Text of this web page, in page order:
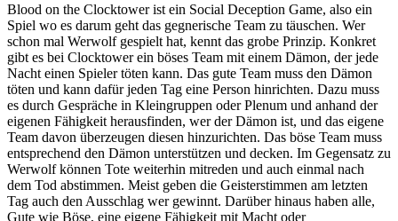
Blood on the Clocktower ist ein Social Deception Game, also ein
Spiel wo es darum geht das gegnerische Team zu täuschen. Wer
schon mal Werwolf gespielt hat, kennt das grobe Prinzip. Konkret
gibt es bei Clocktower ein böses Team mit einem Dämon, der jede
Nacht einen Spieler töten kann. Das gute Team muss den Dämon
töten und kann dafür jeden Tag eine Person hinrichten. Dazu muss
es durch Gespräche in Kleingruppen oder Plenum und anhand der
eigenen Fähigkeit herausfinden, wer der Dämon ist, und das eigene
Team davon überzeugen diesen hinzurichten. Das böse Team muss
entsprechend den Dämon unterstützen und decken. Im Gegensatz zu
Werwolf können Tote weiterhin mitreden und auch einmal nach
dem Tod abstimmen. Meist geben die Geisterstimmen am letzten
Tag auch den Ausschlag wer gewinnt. Darüber hinaus haben alle,
Gute wie Böse, eine eigene Fähigkeit mit Macht oder